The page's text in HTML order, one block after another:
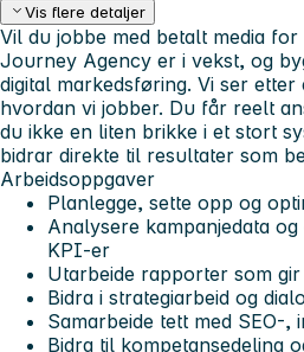
Vis flere detaljer
Vil du jobbe med betalt media
Journey Agency er i vekst, og
digital markedsføring. Vi ser
hvordan vi jobber. Du får reelt
du ikke en liten brikke i et stort
bidrar direkte til resultater som
Arbeidsoppgaver
Planlegge, sette opp og
Analysere kampanjedata
KPI-er
Utarbeide rapporter som
Bidra i strategiarbeid og
Samarbeide tett med SEO-
Bidra til kompetansedeling